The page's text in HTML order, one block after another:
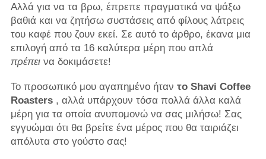
Αλλά για να τα βρω, έπρεπε πραγματικά να ψάξω
βαθιά και να ζητήσω συστάσεις από φίλους λάτρεις
του καφέ που ζουν εκεί. Σε αυτό το άρθρο, έκανα μια
επιλογή από τα 16 καλύτερα μέρη που απλά
πρέπεινα δοκιμάσετε!
Το προσωπικό μου αγαπημένο ήταν το Shavi Coffee
Roasters, αλλά υπάρχουν τόσα πολλά άλλα καλά
μέρη για τα οποία ανυπομονώ να σας μιλήσω! Σας
εγγυώμαι ότι θα βρείτε ένα μέρος που θα ταιριάζει
απόλυτα στο γούστο σας!